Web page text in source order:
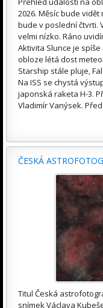
2026. Měsíc bude
bude v poslední čtvrti.
velmi nízko. Ráno
Aktivita Slunce je
obloze létá dost
Starship stále pluje,
Na ISS se chystá
japonská raketa H-3.
Vladimír Vanýsek.
ČESKÁ
Titul Česká
snímek Václava